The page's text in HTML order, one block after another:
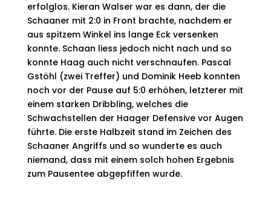
erfolglos. Kieran Walser war es dann, der die
Schaaner mit 2:0 in Front brachte, nachdem er
aus spitzem Winkel ins lange Eck versenken
konnte. Schaan liess jedoch nicht nach und so
konnte Haag auch nicht verschnaufen. Pascal
Gstöhl (zwei Treffer) und Dominik Heeb konnten
noch vor der Pause auf 5:0 erhöhen, letzterer mit
einem starken Dribbling, welches die
Schwachstellen der Haager Defensive vor Augen
führte. Die erste Halbzeit stand im Zeichen des
Schaaner Angriffs und so wunderte es auch
niemand, dass mit einem solch hohen Ergebnis
zum Pausentee abgepfiffen wurde.